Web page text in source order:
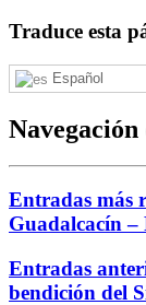
Traduce esta
Español
Entradas más
Guadalcacín –
Entradas
bendición del